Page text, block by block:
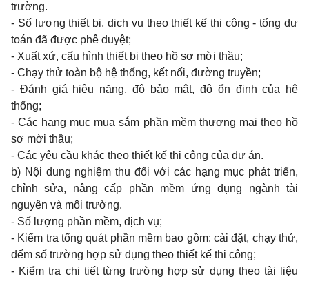
trường.
- Số lượng thiết bị, dịch vụ theo thiết kế thi công - tổng dự
toán đã được phê duyệt;
- Xuất xứ, cấu hình thiết bị theo hồ sơ mời thầu;
- Chạy thử toàn bộ hệ thống, kết nối, đường truyền;
- Đánh giá hiệu năng, độ bảo mật, độ ổn định của hệ
thống;
- Các hạng mục mua sắm phần mềm thương mại theo hồ
sơ mời thầu;
- Các yêu cầu khác theo thiết kế thi công của dự án.
b) Nội dung nghiệm thu đối với các hạng mục phát triển,
chỉnh sửa, nâng cấp phần mềm ứng dụng ngành tài
nguyên và môi trường.
- Số lượng phần mềm, dịch vụ;
- Kiểm tra tổng quát phần mềm bao gồm: cài đặt, chạy thử,
đếm số trường hợp sử dụng theo thiết kế thi công;
- Kiểm tra chi tiết từng trường hợp sử dụng theo tài liệu